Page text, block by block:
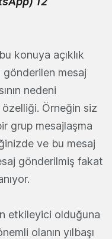
bu konuya açıklık
gönderilen mesaj
nedeni
özelliği. Örneğin siz
grup mesajlaşma
ve bu mesaj
gönderilmiş fakat
etkileyici olduğuna
olanın yılbaşı